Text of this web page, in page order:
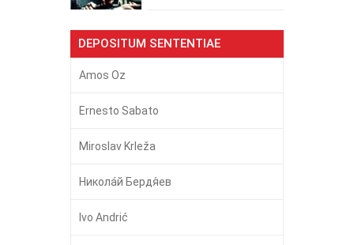
DEPOSITUM SENTENTIAE
Amos Oz
Ernesto Sabato
Miroslav Krleža
Никола́й Бердя́ев
Ivo Andrić